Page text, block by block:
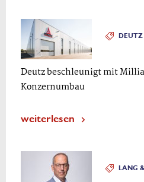
DEUTZ
Deutz beschleunigt mit
Konzernumbau
weiterlesen
LANG